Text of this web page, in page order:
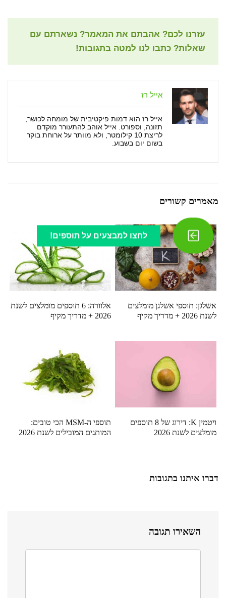
עזרנו לכם? אהבתם את המאמר? נשארתם עם
שאלות? כתבו לנו למטה בתגובות!
אייל רז
אייל רז הוא דמות פיקטיבית של מומחה לכושר,
תזונה, וספורט. אייל אוהב להתעורר מוקדם
לריצת 10 קילומטר, ולא מוותר על ארוחת בוקר
בשום יום בשבוע.
מאמרים קשורים
אשלגן: תוספי אשלגן מומלצים
לשנת 2026 + מדריך מקיף
אלוורה: 6 תוספים מומלצים לשנת
2026 + מדריך מקיף
ויטמין K: דירוג של 8 תוספים
מומלצים לשנת 2026
תוספי ה-MSM הכי טובים:
המותגים המובילים לשנת 2026
דברו איתנו בתגובות
השאירו תגובה
לחצו למבצעים על תוספים!